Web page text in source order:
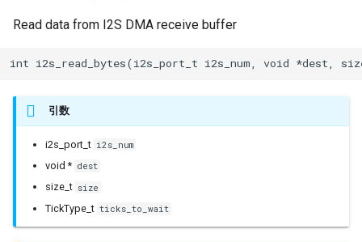
WiFiAPClass
Read data from I2S DMA receive buffer
int i2s_read_bytes(i2s_port_t i2s_num, void *dest,
引数
i2s_port_t i2s_num
void * dest
size_t size
TickType_t ticks_to_wait